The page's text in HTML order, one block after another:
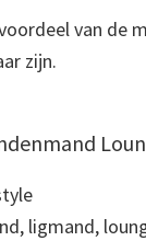
van de
zijn.
ligmand,